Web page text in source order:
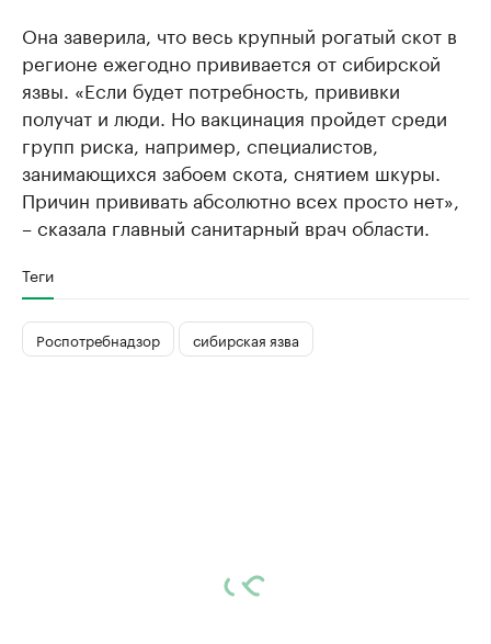
Она заверила, что весь крупный рогатый скот в
регионе ежегодно прививается от сибирской
язвы. «Если будет потребность, прививки
получат и люди. Но вакцинация пройдет среди
групп риска, например, специалистов,
занимающихся забоем скота, снятием шкуры.
Причин прививать абсолютно всех просто нет»,
– сказала главный санитарный врач области.
Теги
Роспотребнадзор сибирская язва